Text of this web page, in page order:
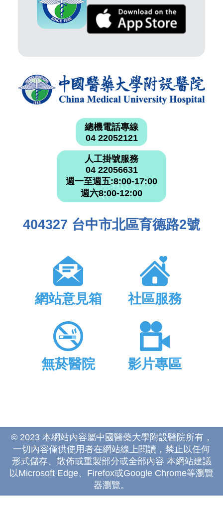
總機電話專線
04 22052121
人工掛號服務
04 22056631
週一至週五:8:00-17:00
週六8:00-12:00
404327 台中市北區育德路2號
網站意見箱 社區服務
無菸醫院 影片專區
© 2023 本網站內容屬中國醫藥大學附設醫院所有，
一切內容僅供使用者在網站線上閱讀，禁止以任何
形式儲存、散佈或重製部分或全部內容 本網站建議
以Microsoft Edge、Firefox或Google Chrome等瀏覽
器瀏覽。